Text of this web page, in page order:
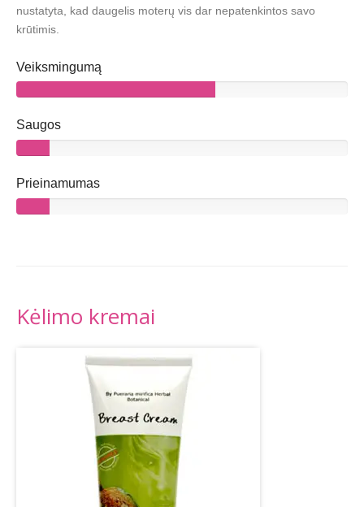
nustatyta, kad daugelis moterų vis dar nepatenkintos savo
krūtimis.
Veiksmingumą
Saugos
Prieinamumas
Kėlimo kremai